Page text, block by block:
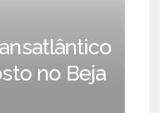
no Beja